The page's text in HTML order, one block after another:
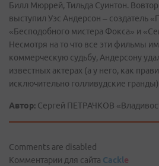
Билл Мюррей, Тильда Суинтон.
выступил Уэс Андерсон – создатель
«Бесподобного мистера Фокса» и
Несмотря на то что все эти фильмы
коммерческую судьбу, Андерсону
известных актерах (а у него, как
исключительно голливудские
Автор: Сергей ПЕТРАЧКОВ
Comments are disabled
Комментарии для сайта Cackle